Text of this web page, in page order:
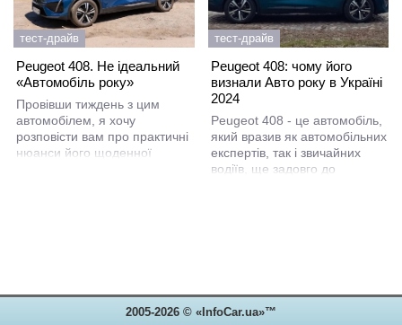
тест-драйв
Peugeot 408. Не ідеальний
«Автомобіль року»
Провівши тиждень з цим
автомобілем, я хочу
розповісти вам про практичні
нюанси його щоденної
тест-драйв
Peugeot 408: чому його
визнали Авто року в Україні
2024
Peugeot 408 - це автомобіль,
який вразив як автомобільних
експертів, так і звичайних
водіїв, ще задовго до
2005-2026 © «InfoCar.ua»™